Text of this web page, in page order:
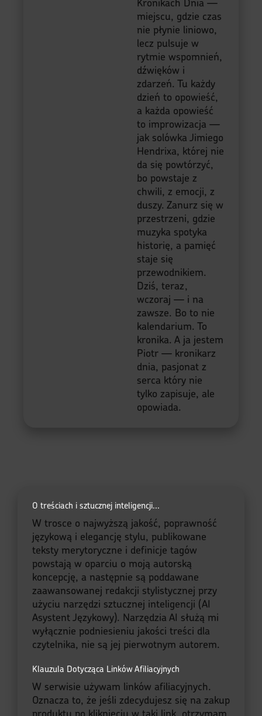
Piotr
Szef Projektu Moje Quo
Vadis
Witajcie w moich
Kronikach Dnia —
miejscu, gdzie czas
nie płynie liniowo,
lecz pulsuje w
rytmie wspomnień,
dźwięków i
zdarzeń. Tu każdy
dzień to opowieść,
a każda opowieść
to improwizacja —
jak solówka Jimiego
Hendrixa, której nie
da się powtórzyć,
bo powstaje z
przewodnikiem.
Dziś, teraz,
wczoraj — i na
zawsze. Bo to nie
kalendarium. To
kronika. A ja jestem
Piotr — kronikarz
dnia, pasjonat z
serca który nie
tylko zapisuje, ale
opowiada.